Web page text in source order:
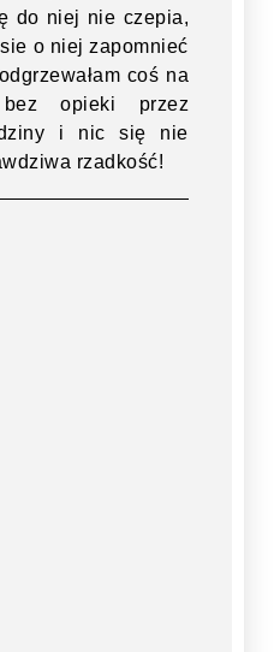
do niej nie czepia,
o niej zapomnieć
coś na
bez opieki przez
i nic się nie
rzadkość!